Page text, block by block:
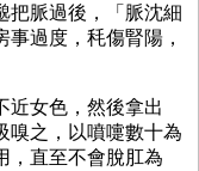
把脈過後，「脈沈細
過度，秏傷腎陽，
近女色，然後拿出
嗅之，以噴嚏數十為
，直至不會脫肛為